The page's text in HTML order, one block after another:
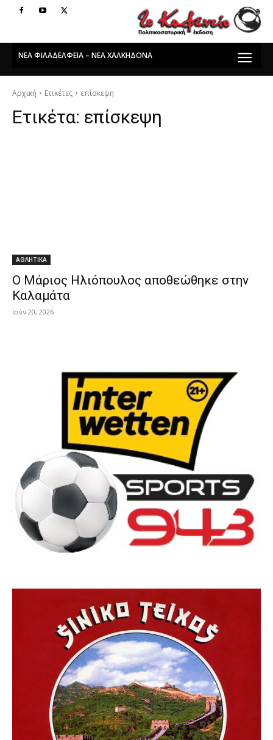
ΝΕΑ ΦΙΛΑΔΕΛΦΕΙΑ – ΝΕΑ ΧΑΛΚΗΔΟΝΑ
Αρχική Ετικέτες επίσκεψη
Ετικέτα: επίσκεψη
ΑΘΛΗΤΙΚΑ
Ο Μάριος Ηλιόπουλος αποθεώθηκε στην
Καλαμάτα
Ιούν 20, 2026